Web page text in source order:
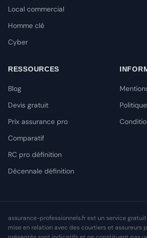
Local commercial
Homme clé
Cyber
RESSOURCES
Blog
Devis gratuit
Prix assurance pro
Comparatif
RC pro définition
Décennale définition
assurance-professionnels.fr est un service
mise en relation avec des courtiers et assureurs